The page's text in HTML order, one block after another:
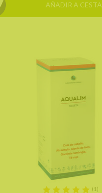
AÑADIR A CESTA
(1)